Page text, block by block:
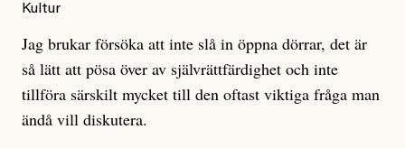
Kultur
Jag brukar försöka att inte slå in öppna dörrar, det är
så lätt att pösa över av självrättfärdighet och inte
tillföra särskilt mycket till den oftast viktiga fråga man
ändå vill diskutera.